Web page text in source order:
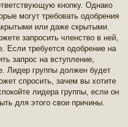
кнопку. Однако
могут требовать одобрения
или даже скрытыми.
запросить членство в ней,
Если требуется одобрение на
запрос на вступление,
Лидер группы должен будет
спросить, зачем вы хотите
лидера группы, если он
для этого свои причины.